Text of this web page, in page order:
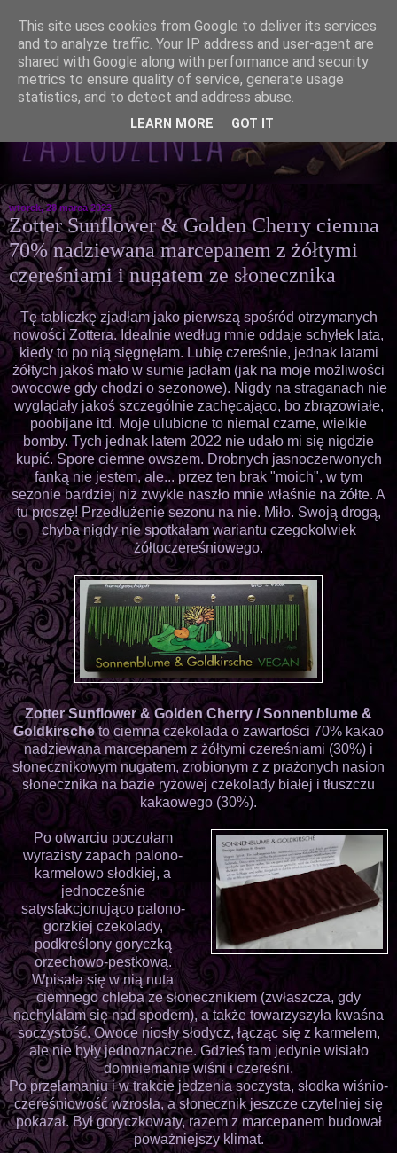
wtorek, 28 marca 2023
Zotter Sunflower & Golden Cherry ciemna
70% nadziewana marcepanem z żółtymi
czereśniami i nugatem ze słonecznika
Tę tabliczkę zjadłam jako pierwszą spośród otrzymanych
nowości Zottera. Idealnie według mnie oddaje schyłek lata,
kiedy to po nią sięgnęłam. Lubię czereśnie, jednak latami
żółtych jakoś mało w sumie jadłam (jak na moje możliwości
owocowe gdy chodzi o sezonowe). Nigdy na straganach nie
wyglądały jakoś szczególnie zachęcająco, bo zbrązowiałe,
poobijane itd. Moje ulubione to niemal czarne, wielkie
bomby. Tych jednak latem 2022 nie udało mi się nigdzie
kupić. Spore ciemne owszem. Drobnych jasnoczerwonych
fanką nie jestem, ale... przez ten brak "moich", w tym
sezonie bardziej niż zwykle naszło mnie właśnie na żółte. A
tu proszę! Przedłużenie sezonu na nie. Miło. Swoją drogą,
chyba nigdy nie spotkałam wariantu czegokolwiek
żółtoczereśniowego.
Zotter Sunflower & Golden Cherry / Sonnenblume &
Goldkirscheto ciemna czekolada o zawartości 70% kakao
nadziewana marcepanem z żółtymi czereśniami (30%) i
słonecznikowym nugatem, zrobionym z z prażonych nasion
słonecznika na bazie ryżowej czekolady białej i tłuszczu
kakaowego (30%).
Po otwarciu poczułam
wyrazisty zapach palono-
karmelowo słodkiej, a
jednocześnie
satysfakcjonująco palono-
gorzkiej czekolady,
podkreślony goryczką
orzechowo-pestkową.
Wpisała się w nią nuta
ciemnego chleba ze słonecznikiem (zwłaszcza, gdy
nachylałam się nad spodem), a także towarzyszyła kwaśna
soczystość. Owoce niosły słodycz, łącząc się z karmelem,
ale nie były jednoznaczne. Gdzieś tam jedynie wisiało
domniemanie wiśni i czereśni.
Po przełamaniu i w trakcie jedzenia soczysta, słodka wiśnio-
czereśniowość wzrosła, a słonecznik jeszcze czytelniej się
pokazał. Był goryczkowaty, razem z marcepanem budował
poważniejszy klimat.
This site uses cookies from Google to deliver its services
and to analyze traffic. Your IP address and user-agent are
shared with Google along with performance and security
metrics to ensure quality of service, generate usage
statistics, and to detect and address abuse.
LEARN MORE GOT IT